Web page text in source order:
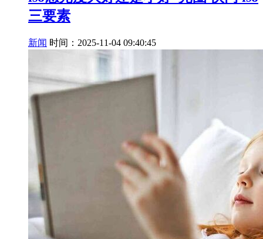
三要素
新闻 时间：2025-11-04 09:40:45